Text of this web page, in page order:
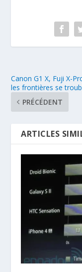
Canon G1 X, Fuji X-
les frontières se
PRÉCÉDENT
ARTICLES